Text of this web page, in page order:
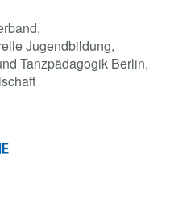
Jugendbildung,
Tanzpädagogik Berlin,